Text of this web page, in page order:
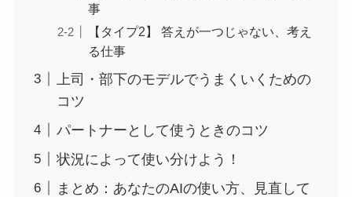
事
【タイプ2】 答えが一つじゃない、考え
る仕事
上司・部下のモデルでうまくいくための
コツ
パートナーとして使うときのコツ
状況によって使い分けよう！
まとめ：あなたのAIの使い方、見直して